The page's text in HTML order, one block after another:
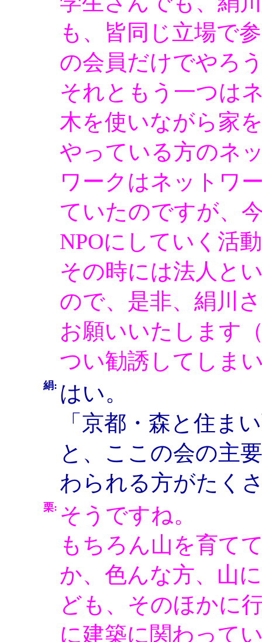
も、皆同じ立場で
の会員だけでやろ
それともう一つは
木を使いながら家
やっている方のネ
ワークはネットワ
ていたのですが、
NPOにしていく活
その時には法人と
ので、是非、絹川
お願いいたします
つい勧誘してしま
絹: はい。
「京都・森と住ま
と、ここの会の主
わられる方がたく
栗: そうですね。
もちろん山を育て
か、色んな方、山
ども、そのほかに
に建築に関わって